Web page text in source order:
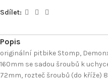
Sdílet:
Popis
originální pitbike Stomp,
160mm se sadou šroubů k
72mm, rozteč šroubů (do kříže)